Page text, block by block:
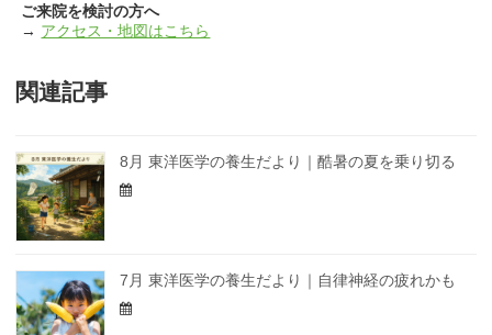
ご来院を検討の方へ
→ アクセス・地図はこちら
関連記事
8月 東洋医学の養生だより｜酷暑の夏を乗り切る
7月 東洋医学の養生だより｜自律神経の疲れかも